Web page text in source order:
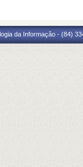
da Informação - (84)